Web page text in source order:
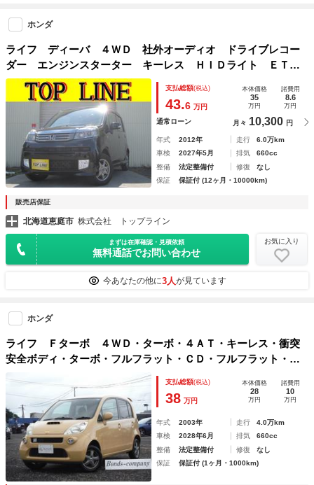
ホンダ
ライフ ディーバ ４ＷＤ 社外オーディオ ドライブレコー
ダー エンジンスターター キーレス ＨＩＤライト ＥＴ
Ｃ ミラーヒーター ウインカーミラー ベンチシート アル
ミホイール
支払総額(税込)
43.6 万円
本体価格
35
万円
諸費用
8.6
万円
通常ローン 月々 10,300 円
年式 2012年 走行
6.0万km
車検
2027年5月 排気
660cc
整備
法定整備付 修復
なし
保証
保証付 (12ヶ月・10000km)
販売店保証
北海道恵庭市 株式会社 トップライン
まずは在庫確認・見積依頼
無料通話でお問い合わせ
お気に入り
今あなたの他に3人が見ています
ホンダ
ライフ Ｆターボ ４ＷＤ・ターボ・４ＡＴ・キーレス・衝突
安全ボディ・ターボ・フルフラット・ＣＤ・フルフラット・基
本装備（パワーウィンドウ・パワーステアリング）・エアバッ
ク（運転席・助手席）
支払総額(税込)
38 万円
本体価格
28
万円
諸費用
10
万円
年式 2003年 走行
4.0万km
車検
2028年6月 排気
660cc
整備
法定整備付 修復
なし
保証
保証付 (1ヶ月・1000km)